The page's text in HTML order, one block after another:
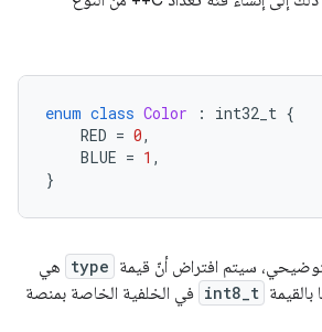
enum class Color : int32_t {
RED = 0,
BLUE = 1 ,
}
سيتم افتراض أنّ قيمة type هي
بالقيمة int8_t في الخلفية الخاصة بمنصة